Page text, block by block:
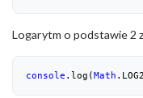
Logarytm o podstawie 2
console .log(Math